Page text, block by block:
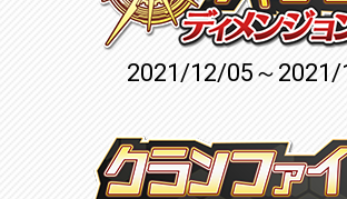
2021/12/05～